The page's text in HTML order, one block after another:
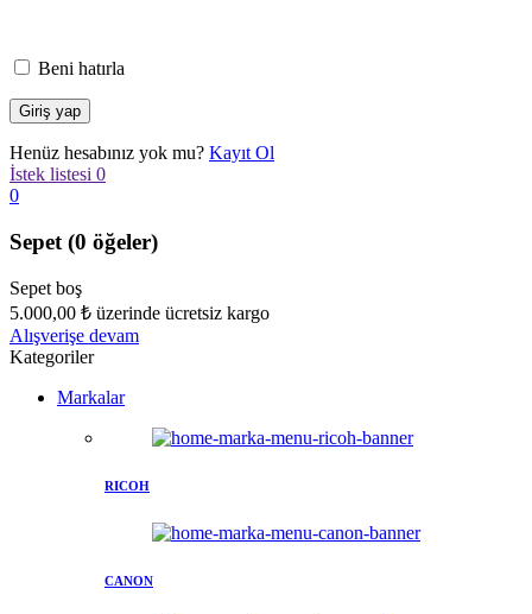
Beni hatırla
Henüz hesabınız yok mu? Kayıt Ol
İstek listesi 0
0
Sepet (0 öğeler)
Sepet boş
5.000,00 ₺ üzerinde ücretsiz kargo
Alışverişe devam
Kategoriler
Markalar
RICOH
CANON